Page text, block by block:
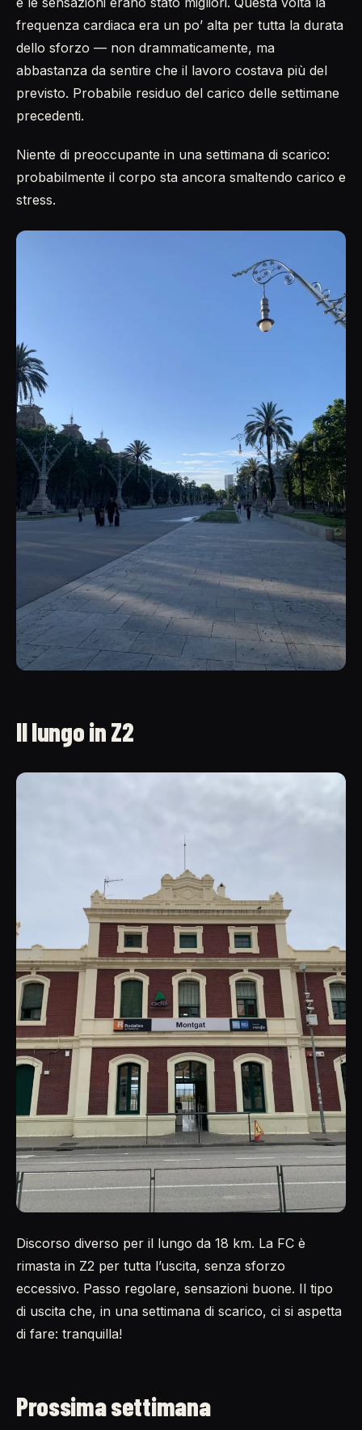
frequenza cardiaca era un po’ alta per tutta la durata
dello sforzo — non drammaticamente, ma
abbastanza da sentire che il lavoro costava più del
previsto. Probabile residuo del carico delle settimane
precedenti.
Niente di preoccupante in una settimana di scarico:
probabilmente il corpo sta ancora smaltendo carico e
stress.
Il lungo in Z2
Discorso diverso per il lungo da 18 km. La FC è
rimasta in Z2 per tutta l’uscita, senza sforzo
eccessivo. Passo regolare, sensazioni buone. Il tipo
di uscita che, in una settimana di scarico, ci si aspetta
di fare: tranquilla!
Prossima settimana